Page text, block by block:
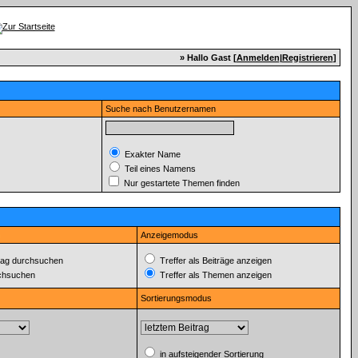
» Hallo Gast [Anmelden|Registrieren]
Suche nach Benutzernamen
Exakter Name
Teil eines Namens
Nur gestartete Themen finden
Anzeigemodus
durchsuchen
Treffer als Beiträge anzeigen
Treffer als Themen anzeigen
Sortierungsmodus
in aufsteigender Sortierung